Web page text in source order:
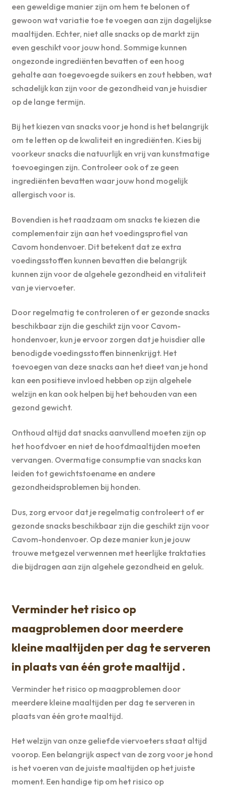
een geweldige manier zijn om hem te belonen of
gewoon wat variatie toe te voegen aan zijn dagelijkse
maaltijden. Echter, niet alle snacks op de markt zijn
even geschikt voor jouw hond. Sommige kunnen
ongezonde ingrediënten bevatten of een hoog
gehalte aan toegevoegde suikers en zout hebben, wat
schadelijk kan zijn voor de gezondheid van je huisdier
op de lange termijn.
Bij het kiezen van snacks voor je hond is het belangrijk
om te letten op de kwaliteit en ingrediënten. Kies bij
voorkeur snacks die natuurlijk en vrij van kunstmatige
toevoegingen zijn. Controleer ook of ze geen
ingrediënten bevatten waar jouw hond mogelijk
allergisch voor is.
Bovendien is het raadzaam om snacks te kiezen die
complementair zijn aan het voedingsprofiel van
Cavom hondenvoer. Dit betekent dat ze extra
voedingsstoffen kunnen bevatten die belangrijk
kunnen zijn voor de algehele gezondheid en vitaliteit
van je viervoeter.
Door regelmatig te controleren of er gezonde snacks
beschikbaar zijn die geschikt zijn voor Cavom-
hondenvoer, kun je ervoor zorgen dat je huisdier alle
benodigde voedingsstoffen binnenkrijgt. Het
toevoegen van deze snacks aan het dieet van je hond
kan een positieve invloed hebben op zijn algehele
welzijn en kan ook helpen bij het behouden van een
gezond gewicht.
Onthoud altijd dat snacks aanvullend moeten zijn op
het hoofdvoer en niet de hoofdmaaltijden moeten
vervangen. Overmatige consumptie van snacks kan
leiden tot gewichtstoename en andere
gezondheidsproblemen bij honden.
Dus, zorg ervoor dat je regelmatig controleert of er
gezonde snacks beschikbaar zijn die geschikt zijn voor
Cavom-hondenvoer. Op deze manier kun je jouw
trouwe metgezel verwennen met heerlijke traktaties
die bijdragen aan zijn algehele gezondheid en geluk.
Verminder het risico op
maagproblemen door meerdere
kleine maaltijden per dag te serveren
in plaats van één grote maaltijd .
Verminder het risico op maagproblemen door
meerdere kleine maaltijden per dag te serveren in
plaats van één grote maaltijd.
Het welzijn van onze geliefde viervoeters staat altijd
voorop. Een belangrijk aspect van de zorg voor je hond
is het voeren van de juiste maaltijden op het juiste
moment. Een handige tip om het risico op